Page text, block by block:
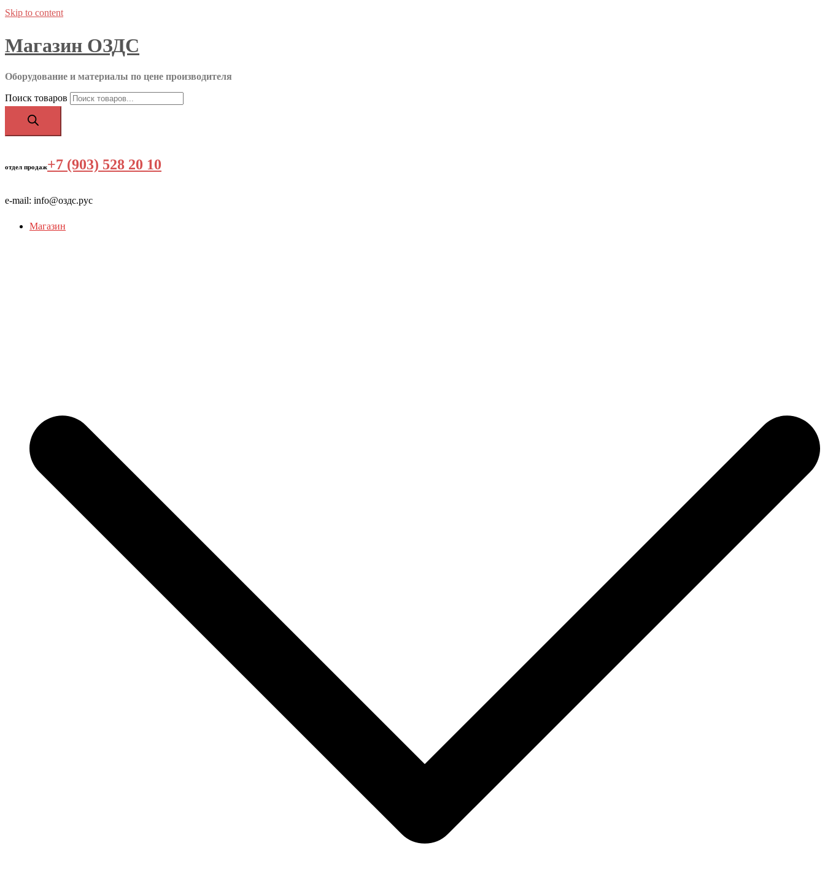
Skip to content
Магазин ОЗДС
Оборудование и материалы по цене производителя
Поиск товаров
отдел продаж+7 (903) 528 20 10
e-mail: info@оздс.рус
Магазин